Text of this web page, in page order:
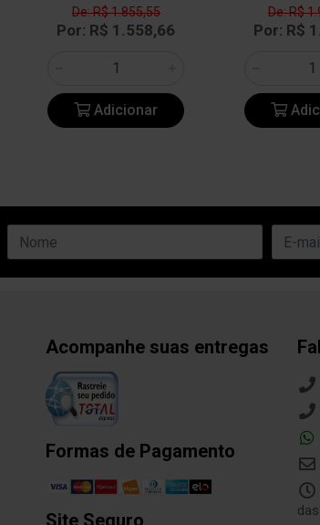
De: R$ 1.855,55
Por: R$ 1.558,66
Adicionar
De: R$
Por: R$
Acompanhe suas entregas
Formas de Pagamento
Site Seguro